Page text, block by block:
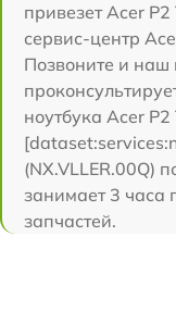
привезет Acer
сервис-центр
Позвоните и наш
ноутбука Acer
(NX.VLLER.00Q)
занимает 3 часа
запчастей.